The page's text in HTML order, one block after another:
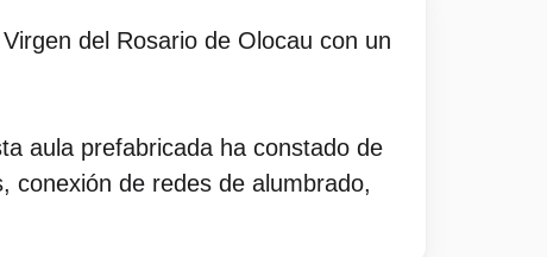
del Rosario de Olocau con un
aula prefabricada ha constado de
conexión de redes de alumbrado,